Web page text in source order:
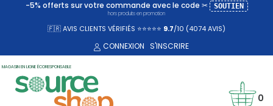
-5% offerts sur votre commande avec le code ✂ SOUTIEN
hors produits en promotion
🇫🇷 AVIS CLIENTS VÉRIFIÉS ⭐⭐⭐⭐⭐ 9.7/10 (4074AVIS)
CONNEXION S'INSCRIRE
MAGASIN EN LIGNE ÉCORESPONSABLE
0